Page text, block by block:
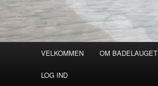
Primær menu
Fortsæt til primært indhold
Fortsæt til sekundært indhold
VELKOMMEN OM BADELAUGET
LOG IND